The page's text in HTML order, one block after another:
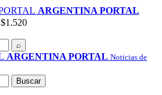
ARGENTINA PORTAL
$1.520
⌕
ARGENTINA PORTAL Noticias de
Buscar